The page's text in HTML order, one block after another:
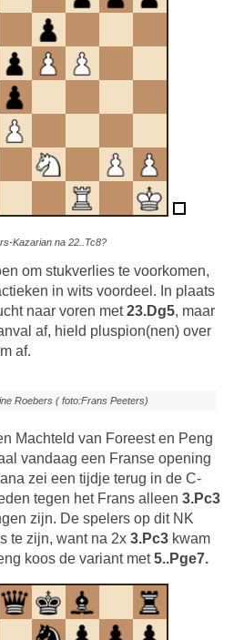
Kazarian na 22..Tc8?
om stukverlies te voorkomen,
in wits voordeel. In plaats
naar voren met23.Dg5, maar
af, hield pluspion(nen) over
af.
Roebers ( foto:Frans Peeters)
Machteld van Foreest en Peng
vandaag een Franse opening
zei een tijdje terug in de C-
tegen het Frans alleen 3.Pc3
zijn. De spelers op dit NK
te zijn, want na 2x 3.Pc3 kwam
koos de variant met5..Pge7.